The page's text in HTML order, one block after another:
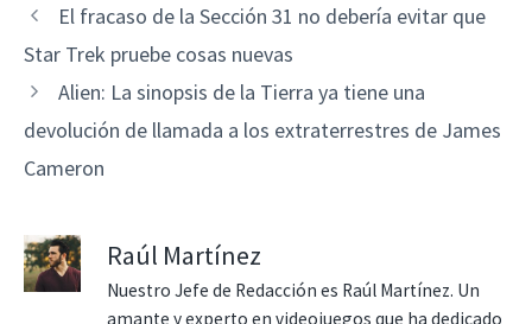
El fracaso de la Sección 31 no debería evitar que
Star Trek pruebe cosas nuevas
Alien: La sinopsis de la Tierra ya tiene una
devolución de llamada a los extraterrestres de James
Cameron
Raúl Martínez
Nuestro Jefe de Redacción es Raúl Martínez. Un
amante y experto en videojuegos que ha dedicado